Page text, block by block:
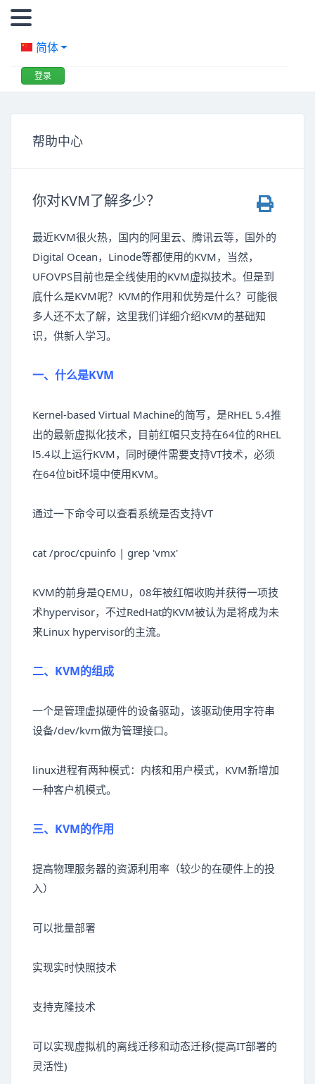
简体
登录
帮助中心
你对KVM了解多少？
最近KVM很火热，国内的阿里云、腾讯云等，国外的
Digital Ocean，Linode等都使用的KVM，当然，
UFOVPS目前也是全线使用的KVM虚拟技术。但是到
底什么是KVM呢？KVM的作用和优势是什么？可能很
多人还不太了解，这里我们详细介绍KVM的基础知
识，供新人学习。
一、什么是KVM
Kernel-based Virtual Machine的简写，是RHEL 5.4推
出的最新虚拟化技术，目前红帽只支持在64位的RHEL
l5.4以上运行KVM，同时硬件需要支持VT技术，必须
在64位bit环境中使用KVM。
通过一下命令可以查看系统是否支持VT
cat /proc/cpuinfo | grep 'vmx'
KVM的前身是QEMU，08年被红帽收购并获得一项技
术hypervisor，不过RedHat的KVM被认为是将成为未
来Linux hypervisor的主流。
二、KVM的组成
一个是管理虚拟硬件的设备驱动，该驱动使用字符串
设备/dev/kvm做为管理接口。
linux进程有两种模式：内核和用户模式，KVM新增加
一种客户机模式。
三、KVM的作用
提高物理服务器的资源利用率（较少的在硬件上的投
入）
可以批量部署
实现实时快照技术
支持克隆技术
可以实现虚拟机的离线迁移和动态迁移(提高IT部署的
灵活性)